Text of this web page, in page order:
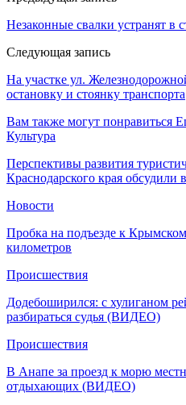
Незаконные свалки устранят в
Следующая запись
На участке ул.
остановку и стоянку транспорта
Вам также могут понравиться
Культура
Перспективы развития
Краснодарского края обсудили
Новости
Пробка на подъезде к
километров
Происшествия
Додебоширился: с хулиганом
разбираться судья (ВИДЕО)
Происшествия
В Анапе за проезд к морю
отдыхающих (ВИДЕО)